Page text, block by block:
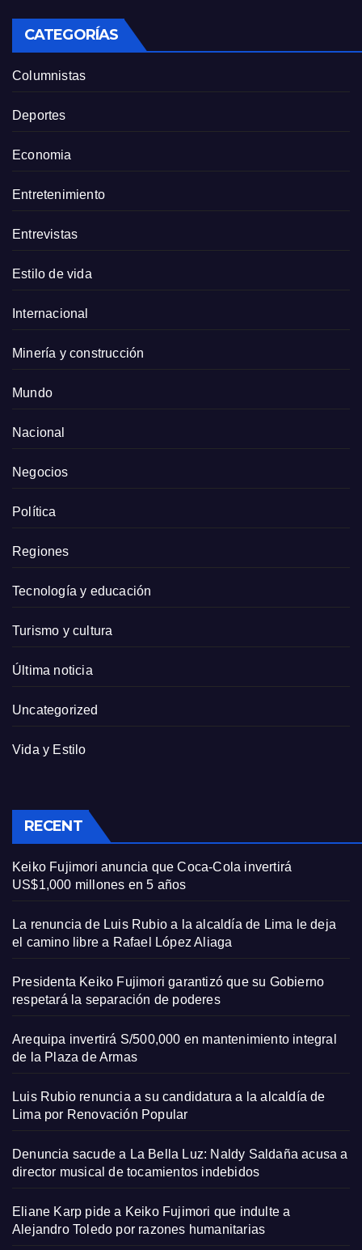
CATEGORÍAS
Columnistas
Deportes
Economia
Entretenimiento
Entrevistas
Estilo de vida
Internacional
Minería y construcción
Mundo
Nacional
Negocios
Política
Regiones
Tecnología y educación
Turismo y cultura
Última noticia
Uncategorized
Vida y Estilo
RECENT
Keiko Fujimori anuncia que Coca-Cola invertirá
US$1,000 millones en 5 años
La renuncia de Luis Rubio a la alcaldía de Lima le deja
el camino libre a Rafael López Aliaga
Presidenta Keiko Fujimori garantizó que su Gobierno
respetará la separación de poderes
Arequipa invertirá S/500,000 en mantenimiento integral
de la Plaza de Armas
Luis Rubio renuncia a su candidatura a la alcaldía de
Lima por Renovación Popular
Denuncia sacude a La Bella Luz: Naldy Saldaña acusa a
director musical de tocamientos indebidos
Eliane Karp pide a Keiko Fujimori que indulte a
Alejandro Toledo por razones humanitarias